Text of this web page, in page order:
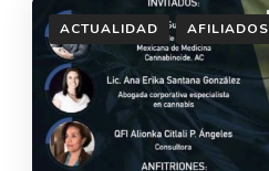
ACTUALIDAD AFILIADOS